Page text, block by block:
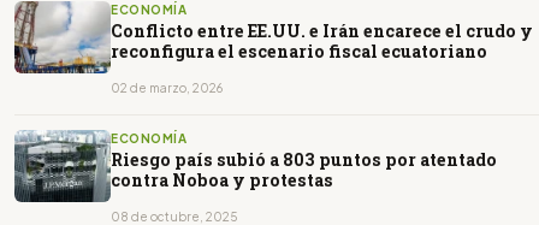
ECONOMÍA
Conflicto entre EE.UU. e Irán encarece el crudo y
reconfigura el escenario fiscal ecuatoriano
02 de marzo, 2026
ECONOMÍA
Riesgo país subió a 803 puntos por atentado
contra Noboa y protestas
08 de octubre, 2025